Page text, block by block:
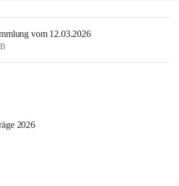
2026, 23:59 Uhr
Kulinarik und
#StyrianGrandSlam
#allyouneedisballs
vom 12.03.2026
2026